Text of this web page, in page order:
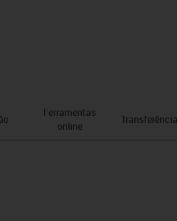
Ferramentas
online